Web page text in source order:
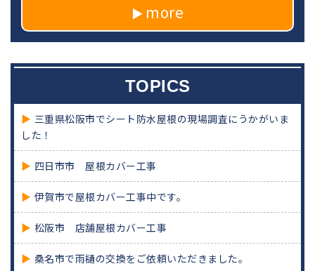
more
TOPICS
三重県松阪市でシート防水屋根の現場調査にうかがいま
した！
四日市市 屋根カバー工事
伊賀市で屋根カバー工事中です。
松阪市 店舗屋根カバー工事
桑名市で雨樋の交換をご依頼いただきました。